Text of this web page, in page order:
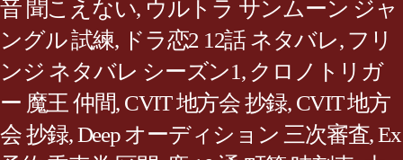
音 聞こえない, ウルトラ サンムーン ジャ
ングル 試練, ドラ恋2 12話 ネタバレ, フリ
ンジ ネタバレ シーズン1, クロノトリガ
ー 魔王 仲間, CVIT 地方会 抄録, CVIT 地方
会 抄録,Deep オーディション 三次審査,Ex